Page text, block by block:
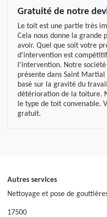
Gratuité de notre
Le toit est une partie très
Cela nous donne la grande
avoir. Quel que soit votre
d'intervention est
l'intervention. Notre
présente dans Saint
basé sur la gravité du
détérioration de la toiture.
le type de toit convenable.
gratuit.
Autres services
Nettoyage et pose de
17500